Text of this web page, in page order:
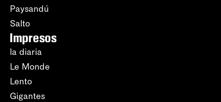
Paysandú
Salto
Impresos
la diaria
Le Monde
Lento
Gigantes